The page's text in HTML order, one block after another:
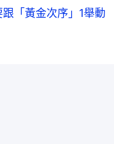
「黃金次序」1舉動